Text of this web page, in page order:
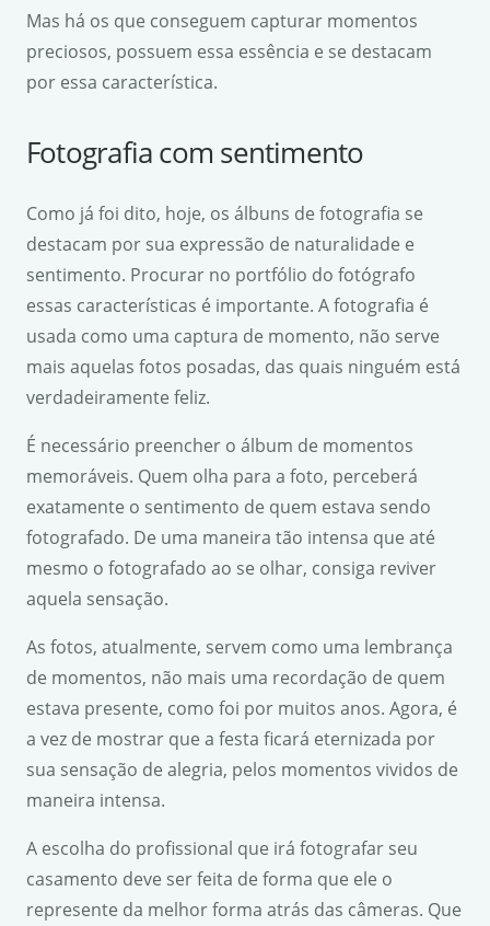
Mas há os que conseguem capturar momentos
preciosos, possuem essa essência e se destacam
por essa característica.
Fotografia com sentimento
Como já foi dito, hoje, os álbuns de fotografia se
destacam por sua expressão de naturalidade e
sentimento. Procurar no portfólio do fotógrafo
essas características é importante. A fotografia é
usada como uma captura de momento, não serve
mais aquelas fotos posadas, das quais ninguém está
verdadeiramente feliz.
É necessário preencher o álbum de momentos
memoráveis. Quem olha para a foto, perceberá
exatamente o sentimento de quem estava sendo
fotografado. De uma maneira tão intensa que até
mesmo o fotografado ao se olhar, consiga reviver
aquela sensação.
As fotos, atualmente, servem como uma lembrança
de momentos, não mais uma recordação de quem
estava presente, como foi por muitos anos. Agora, é
a vez de mostrar que a festa ficará eternizada por
sua sensação de alegria, pelos momentos vividos de
maneira intensa.
A escolha do profissional que irá fotografar seu
casamento deve ser feita de forma que ele o
represente da melhor forma atrás das câmeras. Que